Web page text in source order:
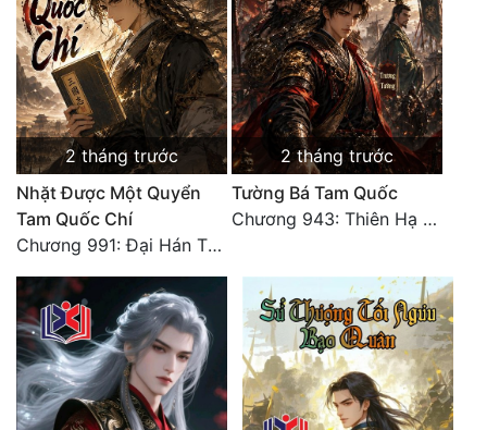
Võ Hiệp
Võng Du
Xuyên Không
Xuyên Nhanh
Xuyên Sách
Xuyên Thư
Đô Thị
Đông Phương
Đông Phương Huyền Huyễn
2 tháng trước
Nhặt Được Một Quyển
Tam Quốc Chí
Chương 991: Đại Hán Thiên Thư (Đại Kết Cục)
2 tháng trước
Tường Bá Tam Quốc
Chương 943: Thiên Hạ Quy Nhất, Giấc Mộng Nam Kha [HẾT]